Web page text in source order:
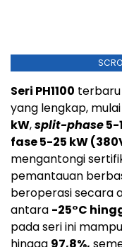
Seri PH1100
yang lengkap,
kW,split-phase5-
fase 5-25 kW
mengantongi
pemantauan
beroperasi secara
antara -25°C
pada seri ini